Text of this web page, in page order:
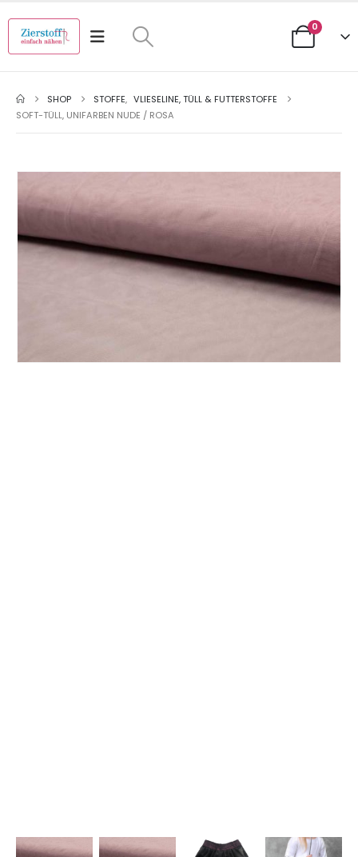
0
SHOP STOFFE, VLIESELINE, TÜLL & FUTTERSTOFFE
SOFT-TÜLL, UNIFARBEN NUDE / ROSA